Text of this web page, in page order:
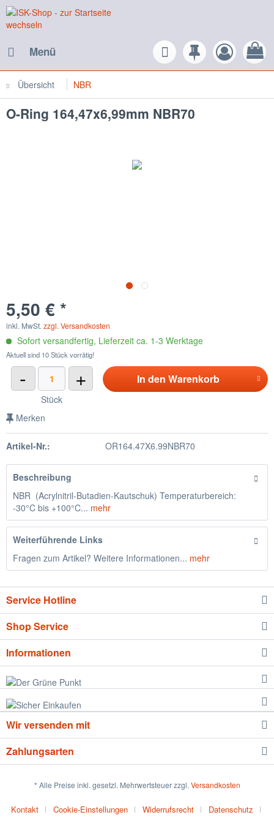
Menü
Übersicht NBR
O-Ring 164,47x6,99mm NBR70
5,50 € *
inkl. MwSt. zzgl. Versandkosten
Sofort versandfertig, Lieferzeit ca. 1-3 Werktage
Aktuell sind 10 Stück vorrätig!
- +
Stück
In den Warenkorb
Merken
Artikel-Nr.: OR164.47X6.99NBR70
Beschreibung
NBR (Acrylnitril-Butadien-Kautschuk) Temperaturbereich:
-30°C bis +100°C... mehr
Weiterführende Links
Fragen zum Artikel? Weitere Informationen... mehr
Service Hotline
Shop Service
Informationen
Wir versenden mit
Zahlungsarten
* Alle Preise inkl. gesetzl. Mehrwertsteuer zzgl. Versandkosten
Kontakt Cookie-Einstellungen Widerrufsrecht Datenschutz